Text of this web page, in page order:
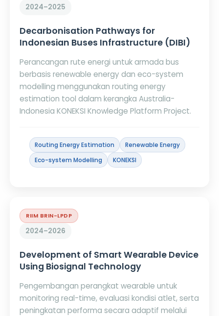
2024–2025
Decarbonisation Pathways for
Indonesian Buses Infrastructure (DIBI)
Perancangan rute energi untuk armada bus
berbasis renewable energy dan eco-system
modelling menggunakan routing energy
estimation tool dalam kerangka Australia-
Indonesia KONEKSI Knowledge Platform Project.
Routing Energy Estimation
Renewable Energy
Eco-system Modelling
KONEKSI
RIIM BRIN-LPDP
2024–2026
Development of Smart Wearable Device
Using Biosignal Technology
Pengembangan perangkat wearable untuk
monitoring real-time, evaluasi kondisi atlet, serta
peningkatan performa secara adaptif melalui